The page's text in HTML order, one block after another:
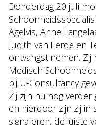
Donderdag 20 juli
Agelvis, Anne
Judith van Eerde en
ontvangst nemen.
Medisch
bij U-Consultancy
Zij zijn nu nog verder
en hierdoor zijn zij
signaleren, de juiste